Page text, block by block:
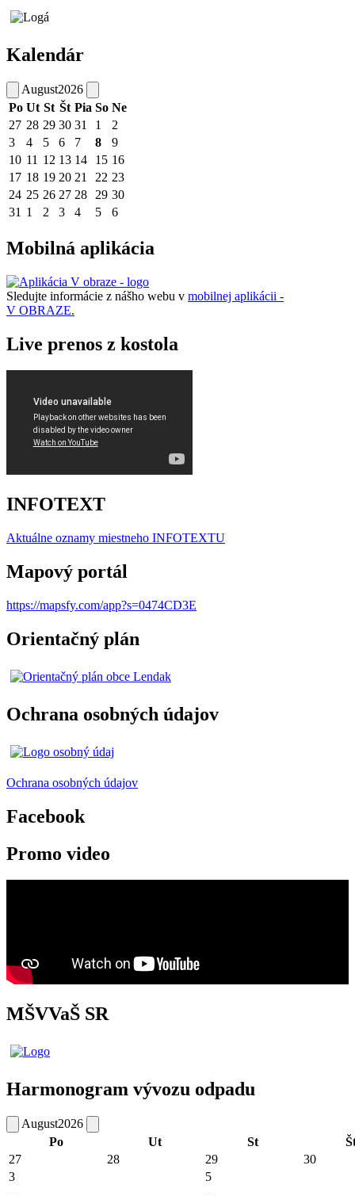
Kalendár
August2026
Po Ut St Št Pia So Ne
27 28 29 30 31 1
2
3
4 5 6 7 8
9
10 11 12 13 14 15 16
17 18 19 20 21 22 23
24 25 26 27 28 29 30
31 1 2 3 4 5 6
Mobilná aplikácia
Sledujte informácie z nášho webu v mobilnej aplikácii -
V OBRAZE.
Live prenos z kostola
INFOTEXT
Aktuálne oznamy miestneho INFOTEXTU
Mapový portál
https://mapsfy.com/app?s=0474CD3E
Orientačný plán
Ochrana osobných údajov
Ochrana osobných údajov
Facebook
Promo video
MŠVVaŠ SR
Harmonogram vývozu odpadu
August2026
Po
Ut St
27
28 29
30
3
5